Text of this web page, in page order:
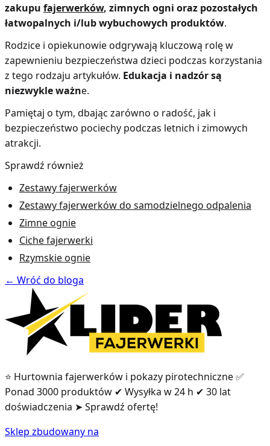
zakupu fajerwerków, zimnych ogni oraz pozostałych
łatwopalnych i/lub wybuchowych produktów.
Rodzice i opiekunowie odgrywają kluczową rolę w
zapewnieniu bezpieczeństwa dzieci podczas korzystania
z tego rodzaju artykułów. Edukacja i nadzór są
niezwykle ważne.
Pamiętaj o tym, dbając zarówno o radość, jak i
bezpieczeństwo pociechy podczas letnich i zimowych
atrakcji.
Sprawdź również
Zestawy fajerwerków
Zestawy fajerwerków do samodzielnego odpalenia
Zimne ognie
Ciche fajerwerki
Rzymskie ognie
← Wróć do bloga
⭐ Hurtownia fajerwerków i pokazy pirotechniczne ✅
Ponad 3000 produktów ✔ Wysyłka w 24 h ✔ 30 lat
doświadczenia ➤ Sprawdź ofertę!
Sklep zbudowany na